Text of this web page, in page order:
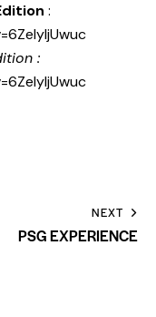
:
:
NEXT
PSG EXPERIENCE